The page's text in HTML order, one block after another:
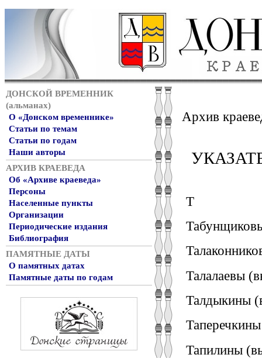
ДОНСКОЙ ВРЕМЕННИК
(альманах)
О «Донском временнике»
Статьи по темам
Статьи по годам
Наши авторы
АРХИВ КРАЕВЕДА
Об «Архиве краеведа»
Персоны
Населенные пункты
Организации
Периодические издания
Библиография
ПАМЯТНЫЕ ДАТЫ
О памятных датах
Памятные даты по годам
Архив
Т
Талалаевы
Талдыкины
Тапилины